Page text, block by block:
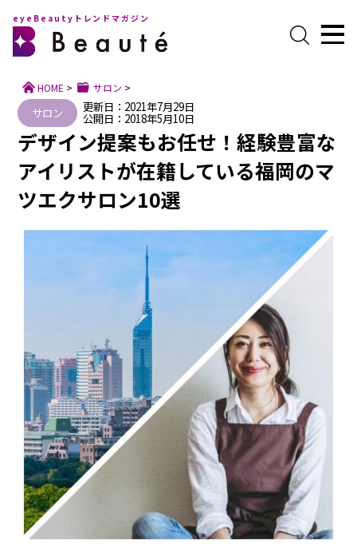
プライバシーポリシー
eyeBeautyトレンドマガジン
HOME > サロン >
サロン 更新日：2021年7月29日
公開日：2018年5月10日
デザイン提案もお任せ！経験豊富な
アイリストが在籍している福岡のマ
ツエクサロン10選